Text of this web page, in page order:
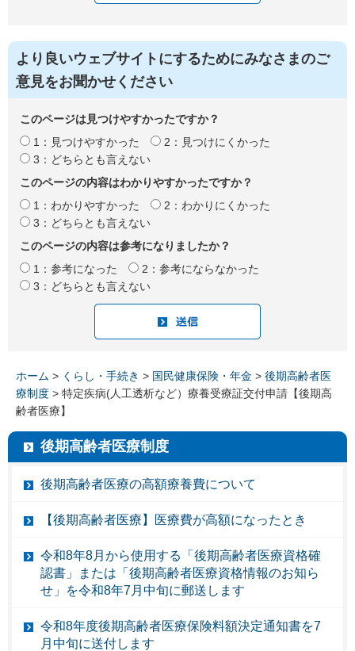
より良いウェブサイトにするためにみなさまのご
意見をお聞かせください
このページは見つけやすかったですか？
1：見つけやすかった
2：見つけにくかった
3：どちらとも言えない
このページの内容はわかりやすかったですか？
1：わかりやすかった
2：わかりにくかった
3：どちらとも言えない
このページの内容は参考になりましたか？
1：参考になった
2：参考にならなかった
3：どちらとも言えない
ホーム > くらし・手続き > 国民健康保険・年金 > 後期高齢者医
療制度 > 特定疾病(人工透析など）療養受療証交付申請【後期高
齢者医療】
後期高齢者医療制度
後期高齢者医療の高額療養費について
【後期高齢者医療】医療費が高額になったとき
令和8年8月から使用する「後期高齢者医療資格確
認書」または「後期高齢者医療資格情報のお知ら
せ」を令和8年7月中旬に郵送します
令和8年度後期高齢者医療保険料額決定通知書を7
月中旬に送付します